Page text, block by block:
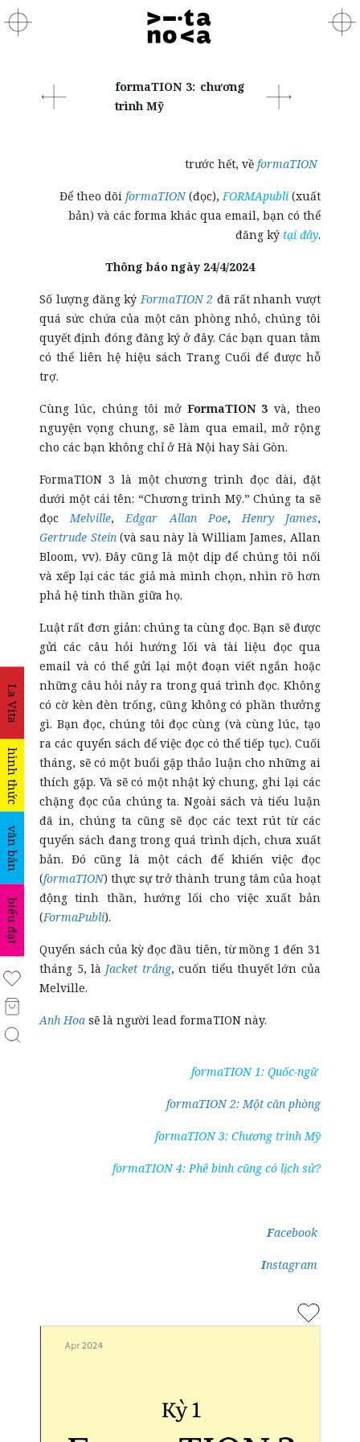
La Vita
hình thức
văn bản
biểu đạt
formaTION 3: chương
trình Mỹ
trước hết, về formaTION
Để theo dõi formaTION(đọc), FORMApubli(xuất
bản) và các forma khác qua email, bạn có thể
đăng ký tại đây.
Thông báo ngày 24/4/2024
Số lượng đăng kýFormaTION 2 đã rất nhanh vượt
quá sức chứa của một căn phòng nhỏ, chúng tôi
quyết định đóng đăng ký ở đây. Các bạn quan tâm
có thể liên hệ hiệu sách Trang Cuối để được hỗ
trợ.
Cùng lúc, chúng tôi mởFormaTION 3 và, theo
nguyện vọng chung, sẽ làm qua email, mở rộng
cho các bạn không chỉ ở Hà Nội hay Sài Gòn.
FormaTION 3 là một chương trình đọc dài, đặt
dưới một cái tên: “Chương trình Mỹ.” Chúng ta sẽ
đọcMelville,Edgar Allan Poe,Henry James,
Gertrude Stein(và sau này là William James, Allan
Bloom, vv). Đây cũng là một dịp để chúng tôi nối
và xếp lại các tác giả mà mình chọn, nhìn rõ hơn
phả hệ tinh thần giữa họ.
Luật rất đơn giản: chúng ta cùng đọc. Bạn sẽ được
gửi các câu hỏi hướng lối và tài liệu đọc qua
email và có thể gửi lại một đoạn viết ngắn hoặc
những câu hỏi nảy ra trong quá trình đọc. Không
có cờ kèn đèn trống, cũng không có phần thưởng
gì. Bạn đọc, chúng tôi đọc cùng (và cùng lúc, tạo
ra các quyển sách để việc đọc có thể tiếp tục). Cuối
tháng, sẽ có một buổi gặp thảo luận cho những ai
thích gặp. Và sẽ có một nhật ký chung, ghi lại các
chặng đọc của chúng ta. Ngoài sách và tiểu luận
đã in, chúng ta cũng sẽ đọc các text rút từ các
quyển sách đang trong quá trình dịch, chưa xuất
bản. Đó cũng là một cách để khiến việc đọc
(formaTION) thực sự trở thành trung tâm của hoạt
động tinh thần, hướng lối cho việc xuất bản
(FormaPubli).
Quyển sách của kỳ đọc đầu tiên, từ mồng 1 đến 31
tháng 5, là Jacket trắng, cuốn tiểu thuyết lớn của
Melville.
Anh Hoa sẽ là người lead formaTION này.
formaTION 1: Quốc-ngữ
formaTION 2: Một căn phòng
formaTION 3: Chương trình Mỹ
formaTION 4: Phê bình cũng có lịch sử?
Facebook
Instagram